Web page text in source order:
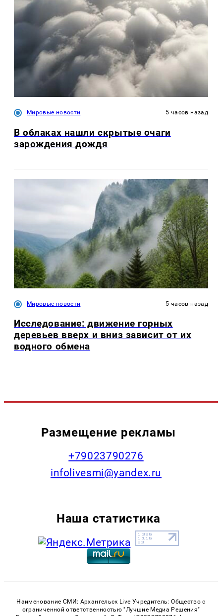
Мировые новости 5 часов назад
В облаках нашли скрытые очаги
зарождения дождя
Мировые новости 5 часов назад
Исследование: движение горных
деревьев вверх и вниз зависит от их
водного обмена
Размещение рекламы
+79023790276
infolivesmi@yandex.ru
Наша статистика
Наименование СМИ: Архангельск Live Учредитель: Общество с
ограниченной ответственностью "Лучшие Медиа Решения"